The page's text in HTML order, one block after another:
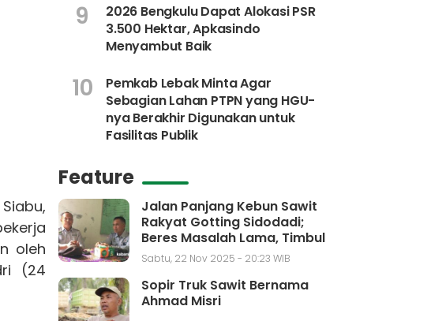
oleh
(24
9
2026 Bengkulu Dapat Alokasi PSR
3.500 Hektar, Apkasindo
Menyambut Baik
10
Pemkab Lebak Minta Agar
Sebagian Lahan PTPN yang HGU-
nya Berakhir Digunakan untuk
Fasilitas Publik
Feature
Jalan Panjang Kebun Sawit
Rakyat Gotting Sidodadi;
Beres Masalah Lama, Timbul
Masalah Baru
Sabtu, 22 Nov 2025 - 20:23 WIB
Sopir Truk Sawit Bernama
Ahmad Misri